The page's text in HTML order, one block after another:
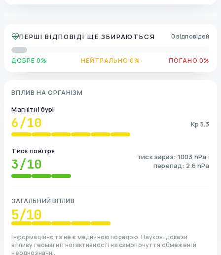
ПЕРШІ ВІДПОВІДІ ЩЕ ЗБИРАЮТЬСЯ 0 відповідей
ДОБРЕ 0% НЕЙТРАЛЬНО 0% ПОГАНО 0%
ВПЛИВ НА ОРГАНІЗМ
Магнітні бурі
6/10 Kp 5.3
Тиск повітря
3/10
тиск зараз: 1003 hPa ·
перепад: 2.6 hPa
ЗАГАЛЬНИЙ ВПЛИВ
5/10
Інформаційно та не є медичною порадою. Наукові докази
впливу геомагнітної активності на самопочуття обмежені й
неоднозначні.